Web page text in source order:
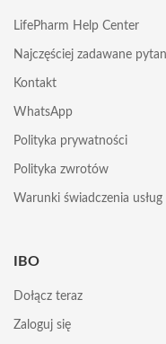
LifePharm Help Center
Najczęściej zadawane
Kontakt
WhatsApp
Polityka prywatności
Polityka zwrotów
Warunki świadczenia usług
IBO
Dołącz teraz
Zaloguj się